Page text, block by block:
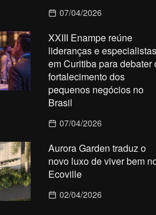
07/04/2026
XXIII Enampe reúne
lideranças e especialistas
em Curitiba para debater
fortalecimento dos
pequenos negócios no
Brasil
07/04/2026
Aurora Garden traduz o
novo luxo de viver bem
Ecoville
02/04/2026